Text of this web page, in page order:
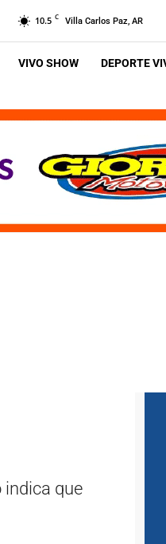
10.5 C Villa Carlos Paz, AR
VIVO SHOW DEPORTE
indica que